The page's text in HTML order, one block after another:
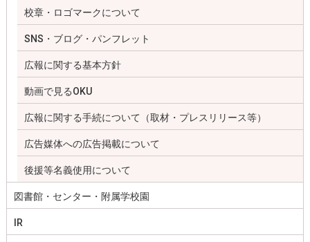
校章・ロゴマークについて
SNS・ブログ・パンフレット
広報に関する基本方針
動画で見るOKU
広報に関する手続について（取材・プレスリリース等）
広告媒体への広告掲載について
後援等名義使用について
図書館・センター・附属学校園
IR